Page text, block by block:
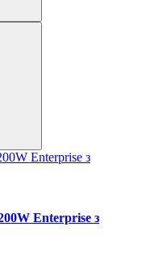
Enterprise з